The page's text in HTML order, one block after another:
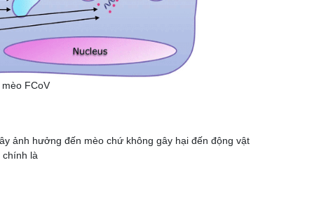
FCoV
ảnh hưởng đến mèo chứ không gây hại đến động vật
chính là